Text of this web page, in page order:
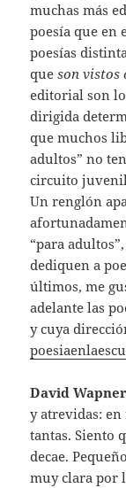
muchas más
poesía que en
poesías
queson vistos
editorial son
dirigida
que muchos
adultos” no
circuito
Un renglón
“para
dediquen a
últimos, me
adelante las
y cuya
David
y atrevidas:
tantas. Siento
decae.
muy clara por